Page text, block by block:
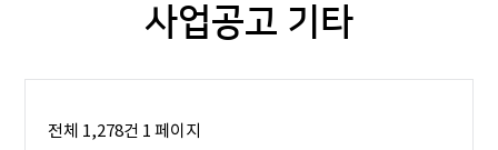
사업공고 기타
전체 1,278건 1 페이지